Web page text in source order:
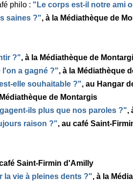
philo : "Le corps est-il notre ami
saines ?", à la Médiathèque de
?", à la Médiathèque de
l'on a gagné ?", à la Médiathèque
elle souhaitable ?", au Hangar
de Montargis
ils plus que nos paroles ?",
raison ?", au café Saint-
Saint-Firmin d'Amilly
la vie à pleines dents ?", à la